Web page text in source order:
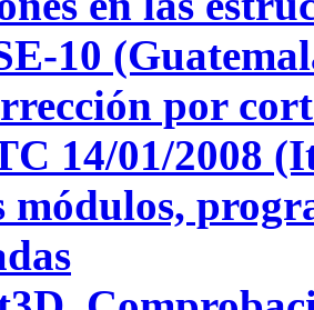
10
por
14/01/2008
módulos,